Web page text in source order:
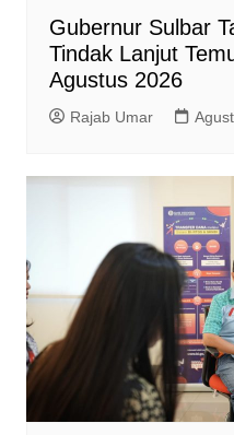
Gubernur Sulbar
Tindak Lanjut
Agustus 2026
Rajab Umar